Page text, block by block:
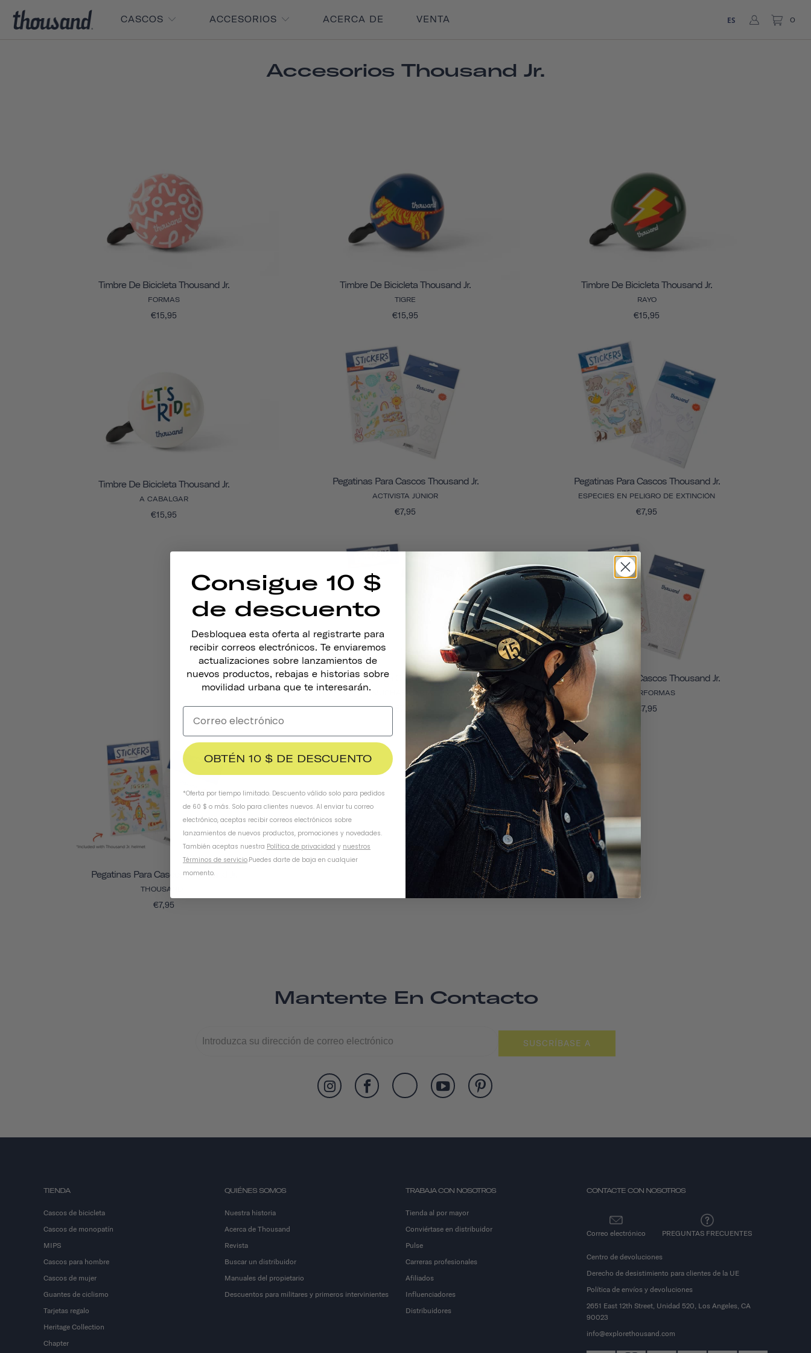
CASCOS ACCESORIOS ACERCA DE VENTA ES 0
Accesorios Thousand Jr.
Timbre De Bicicleta Thousand Jr.
FORMAS
€15,95
Timbre De Bicicleta Thousand Jr.
TIGRE
€15,95
Timbre De Bicicleta Thousand Jr.
RAYO
€15,95
Timbre De Bicicleta Thousand Jr.
A CABALGAR
€15,95
Pegatinas Para Cascos Thousand Jr.
ACTIVISTA JÚNIOR
€7,95
Pegatinas Para Cascos Thousand Jr.
ESPECIES EN PELIGRO DE EXTINCIÓN
€7,95
Pegatinas Para Cascos Thousand Jr. Pegatinas Para Cascos Thousand Jr.
SUPERFORMAS
€7,95
Pegatinas Para Cascos Thousand Jr.
THOUSAND .
€7,95
Mantente En Contacto
SUSCRÍBASE A
TIENDA
Cascos de bicicleta
Cascos de monopatín
MIPS
Cascos para hombre
Cascos de mujer
Guantes de ciclismo
Tarjetas regalo
Heritage Collection
Chapter
QUIÉNES SOMOS
Nuestra historia
Acerca de Thousand
Revista
Buscar un distribuidor
Manuales del propietario
Descuentos para militares y primeros intervinientes
TRABAJA CON NOSOTROS
Tienda al por mayor
Conviértase en distribuidor
Pulse
Carreras profesionales
Afiliados
Influenciadores
Distribuidores
CONTACTE CON NOSOTROS
Correo electrónico PREGUNTAS FRECUENTES
Centro de devoluciones
Derecho de desistimiento para clientes de la UE
Política de envíos y devoluciones
2651 East 12th Street, Unidad 520, Los Angeles, CA
90023
info@explorethousand.com
Consigue 10 $
de descuento
Desbloquea esta oferta al registrarte para
recibir correos electrónicos. Te enviaremos
actualizaciones sobre lanzamientos de
nuevos productos, rebajas e historias sobre
movilidad urbana que te interesarán.
OBTÉN 10 $ DE DESCUENTO
*Oferta por tiempo limitado. Descuento válido solo para pedidos
de 60 $ o más. Solo para clientes nuevos. Al enviar tu correo
electrónico, aceptas recibir correos electrónicos sobre
lanzamientos de nuevos productos, promociones y novedades.
También aceptas nuestra Política de privacidad y nuestros
Términos de servicio.Puedes darte de baja en cualquier
momento.